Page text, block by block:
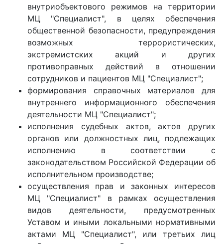
внутриобъектового режимов на территории
МЦ "Специалист", в целях обеспечения
общественной безопасности, предупреждения
возможных террористических,
экстремистских акций и других
противоправных действий в отношении
сотрудников и пациентов МЦ "Специалист";
формирования справочных материалов для
внутреннего информационного обеспечения
деятельности МЦ "Специалист";
исполнения судебных актов, актов других
органов или должностных лиц, подлежащих
исполнению в соответствии с
законодательством Российской Федерации об
исполнительном производстве;
осуществления прав и законных интересов
МЦ "Специалист" в рамках осуществления
видов деятельности, предусмотренных
Уставом и иными локальными нормативными
актами МЦ "Специалист", или третьих лиц